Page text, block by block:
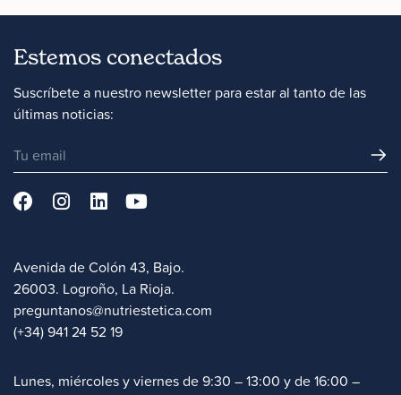
Estemos conectados
Suscríbete a nuestro newsletter para estar al tanto de las
últimas noticias:
Avenida de Colón 43, Bajo.
26003. Logroño, La Rioja.
preguntanos@nutriestetica.com
(+34) 941 24 52 19
Lunes, miércoles y viernes de 9:30 – 13:00 y de 16:00 –